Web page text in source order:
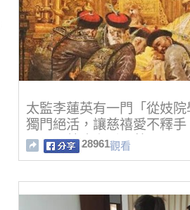
太監李蓮英有一門「從妓院
獨門絕活，讓慈禧愛不釋
天不用就晚上睡不著？
28961觀看